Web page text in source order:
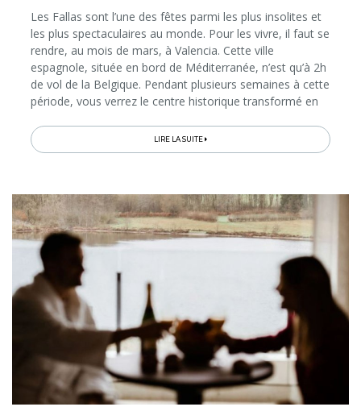
Les Fallas sont l’une des fêtes parmi les plus insolites et
les plus spectaculaires au monde. Pour les vivre, il faut se
rendre, au mois de mars, à Valencia. Cette ville
espagnole, située en bord de Méditerranée, n’est qu’à 2h
de vol de la Belgique. Pendant plusieurs semaines à cette
période, vous verrez le centre historique transformé en
LIRE LA SUITE